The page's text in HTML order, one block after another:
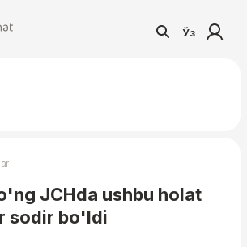
Ўз
JCHda ushbu holat
sodir bo'ldi